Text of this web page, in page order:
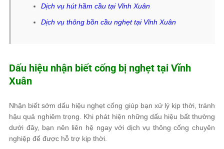
Dịch vụ hút hầm cầu tại Vĩnh Xuân
Dịch vụ thông bồn cầu nghẹt tại Vĩnh Xuân
Dấu hiệu nhận biết cống bị nghẹt tại Vĩnh
Xuân
Nhận biết sớm dấu hiệu nghẹt cống giúp bạn xử lý kịp thời, tránh
hậu quả nghiêm trọng. Khi phát hiện những dấu hiệu bất thường
dưới đây, bạn nên liên hệ ngay với dịch vụ thông cống chuyên
nghiệp để được hỗ trợ kịp thời.